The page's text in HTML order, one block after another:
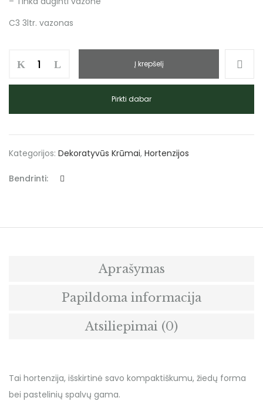
C3 3ltr. vazonas
Į krepšelį
Pirkti dabar
Kategorijos: Dekoratyvūs Krūmai, Hortenzijos
Bendrinti:
Aprašymas
Papildoma informacija
Atsiliepimai (0)
Tai hortenzija, išskirtinė savo kompaktiškumu, žiedų forma
bei pastelinių spalvų gama.